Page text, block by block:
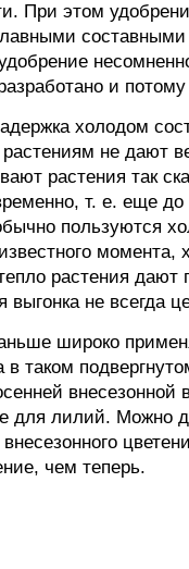
При этом
и
холодом
растениям не дают
растения так
т. е. еще
пользуются
растения
выгонка не всегда
широко
в таком
для лилий. Можно
чем теперь.